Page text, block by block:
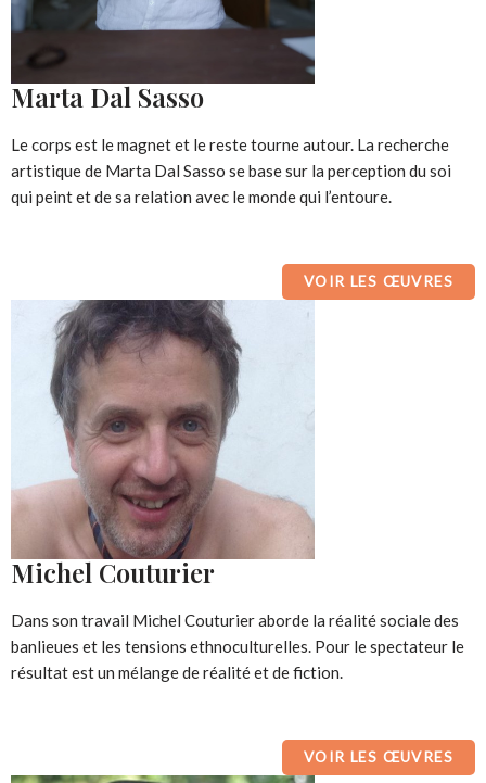
Marta Dal Sasso
Le corps est le magnet et le reste tourne autour. La recherche
artistique de Marta Dal Sasso se base sur la perception du soi
qui peint et de sa relation avec le monde qui l’entoure.
VOIR LES ŒUVRES
Michel Couturier
Dans son travail Michel Couturier aborde la réalité sociale des
banlieues et les tensions ethnoculturelles. Pour le spectateur le
résultat est un mélange de réalité et de fiction.
VOIR LES ŒUVRES